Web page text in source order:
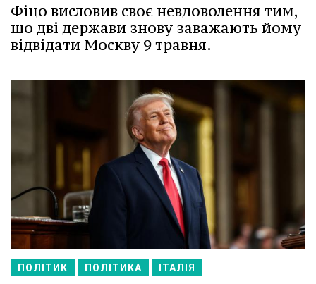
Фіцо висловив своє невдоволення тим,
що дві держави знову заважають йому
відвідати Москву 9 травня.
ПОЛІТИК ПОЛІТИКА ІТАЛІЯ